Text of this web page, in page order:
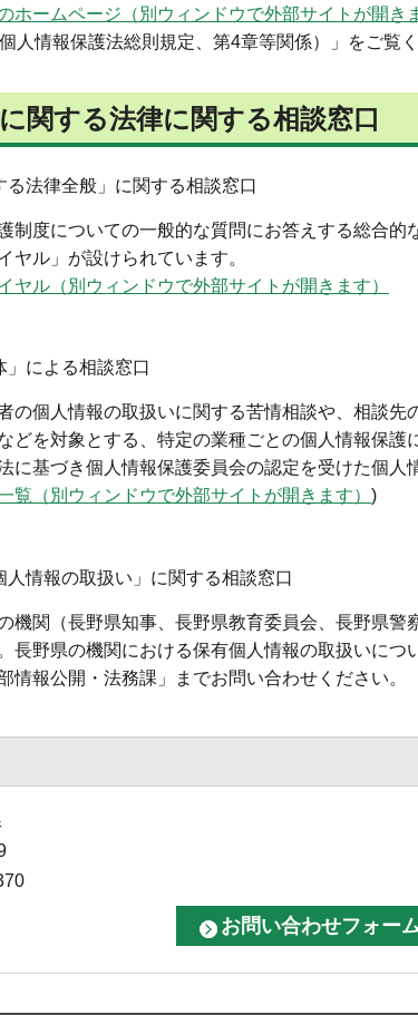
ホームページ（別ウィンドウで外部サイトが開き
人情報保護法総則規定、第4章等関係）」をご覧く
関する法律に関する相談窓口
る法律全般」に関する相談窓口
制度についての一般的な質問にお答えする総合
ヤル」が設けられています。
ヤル（別ウィンドウで外部サイトが開きます）
」による相談窓口
の個人情報の取扱いに関する苦情相談や、相談
どを対象とする、特定の業種ごとの個人情報保
に基づき個人情報保護委員会の認定を受けた個人
覧（別ウィンドウで外部サイトが開きます） )
人情報の取扱い」に関する相談窓口
機関（長野県知事、長野県教育委員会、長野県
長野県の機関における保有個人情報の取扱いに
情報公開・法務課」までお問い合わせください。